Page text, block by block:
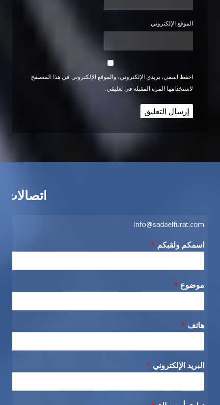
الموقع الإلكتروني
احفظ اسمي، بريدي الإلكتروني، والموقع الإلكتروني في هذا المتصفح
لاستخدامها المرة المقبلة في تعليقي.
اتصالات
info@sadaelfurat.com
اسمكم ولقبكم *
موضوع *
هاتف *
البريد الإلكتروني *